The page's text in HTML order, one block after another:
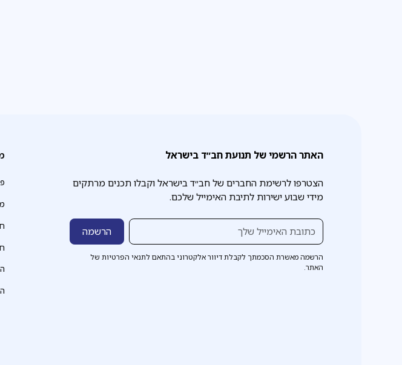
האתר הרשמי של תנועת חב״ד בישראל
הצטרפו לרשימת החברים של חב״ד בישראל וקבלו תכנים מרתקים
מידי שבוע ישירות לתיבת האימייל שלכם.
הרשמה מאשרת הסכמתך לקבלת דיוור אלקטרוני בהתאם לתנאי הפרטיות של
האתר.